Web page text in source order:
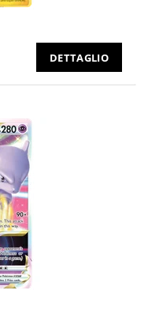
DETTAGLIO